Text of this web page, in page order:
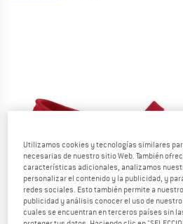
Utilizamos cookies y tecnologías similares
necesarias de nuestro sitio Web. También
características adicionales, analizamos
personalizar el contenido y la publicidad, y
redes sociales. Esto también permite a
publicidad y análisis conocer el uso de
cuales se encuentran en terceros países sin